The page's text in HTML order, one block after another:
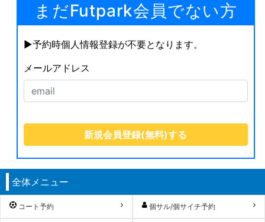
まだFutpark会員でない方
▶︎予約時個人情報登録が不要となります。
メールアドレス
全体メニュー
コート予約 個サル/個サイチ予約